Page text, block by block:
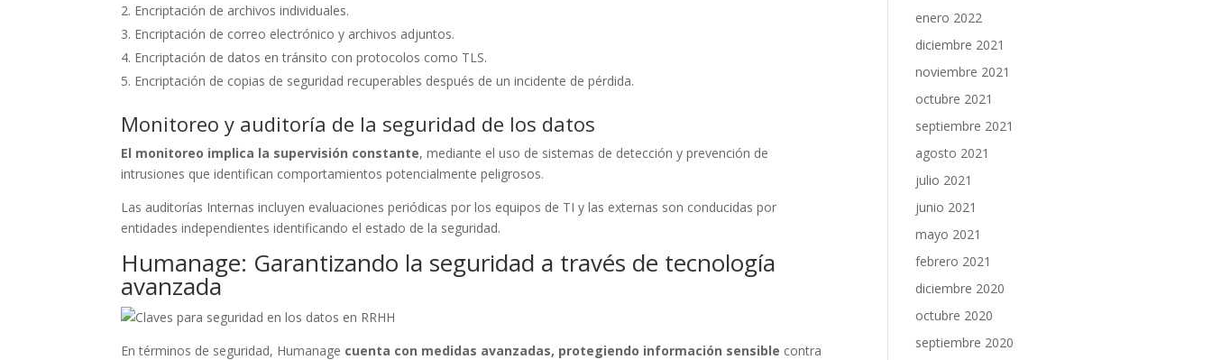
Encriptación de archivos individuales.
Encriptación de correo electrónico y archivos adjuntos.
Encriptación de datos en tránsito con protocolos como TLS.
Encriptación de copias de seguridad recuperables después de un incidente de pérdida.
Monitoreo y auditoría de la seguridad de los datos
El monitoreo implica la supervisión constante, mediante el uso de sistemas de detección y prevención de
intrusiones que identifican comportamientos potencialmente peligrosos.
Las auditorías Internas incluyen evaluaciones periódicas por los equipos de TI y las externas son conducidas por
entidades independientes identificando el estado de la seguridad.
Humanage: Garantizando la seguridad a través de tecnología
avanzada
En términos de seguridad, Humanage cuenta con medidas avanzadas, protegiendo información sensible contra
enero 2022
diciembre 2021
noviembre 2021
octubre 2021
septiembre 2021
agosto 2021
julio 2021
junio 2021
mayo 2021
febrero 2021
diciembre 2020
octubre 2020
septiembre 2020